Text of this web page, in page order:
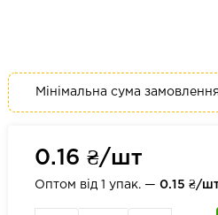
Мінімальна сума
0.16 ₴/шт
Оптом від 1 упак. —0.15 ₴/